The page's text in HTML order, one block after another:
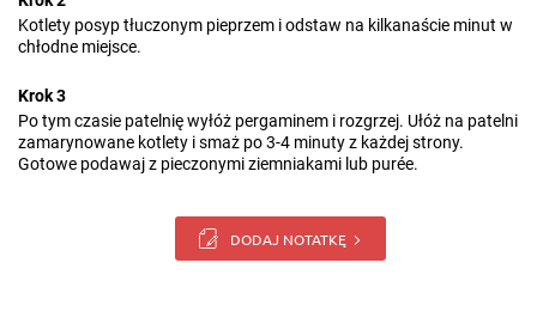
Kotlety posyp tłuczonym pieprzem i odstaw na kilkanaście minut w
chłodne miejsce.
Krok 3
Po tym czasie patelnię wyłóż pergaminem i rozgrzej. Ułóż na patelni
zamarynowane kotlety i smaż po 3-4 minuty z każdej strony.
Gotowe podawaj z pieczonymi ziemniakami lub purée.
DODAJ NOTATKĘ